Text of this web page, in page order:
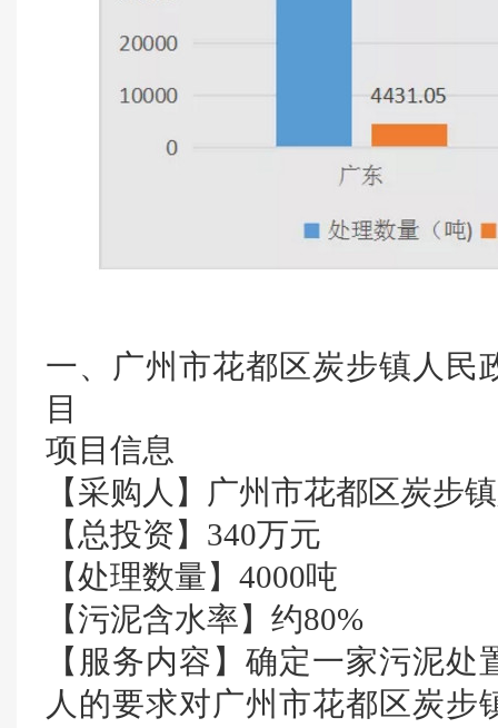
一、广州市花都区炭步镇人民
目
项目信息
【采购人】广州市花都区炭步
【总投资】340万元
【处理数量】4000吨
【污泥含水率】约80%
【服务内容】确定一家污泥
人的要求对广州市花都区炭